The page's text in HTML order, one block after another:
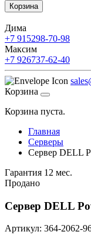
Корзина
Дима
+7 915298-70-98
Максим
+7 926737-62-40
Корзина
Корзина пуста.
Главная
Серверы
Сервер DELL
Гарантия 12 мес.
Продано
Сервер DELL
Артикул: 364-2062-